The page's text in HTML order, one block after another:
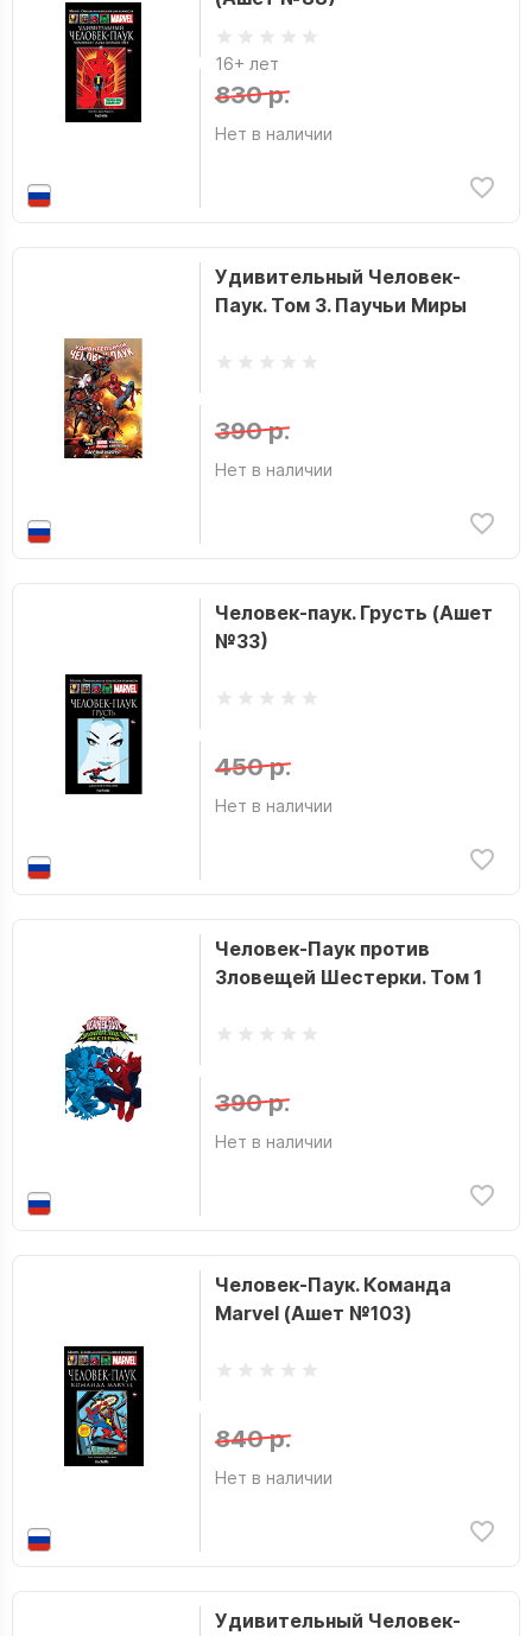
16+ лет
830 р.
Нет в наличии
Удивительный Человек-
Паук. Том 3. Паучьи Миры
390 р.
Нет в наличии
Человек-паук. Грусть (Ашет
№33)
450 р.
Нет в наличии
Человек-Паук против
Зловещей Шестерки. Том 1
390 р.
Нет в наличии
Человек-Паук. Команда
Marvel (Ашет №103)
840 р.
Нет в наличии
Удивительный Человек-